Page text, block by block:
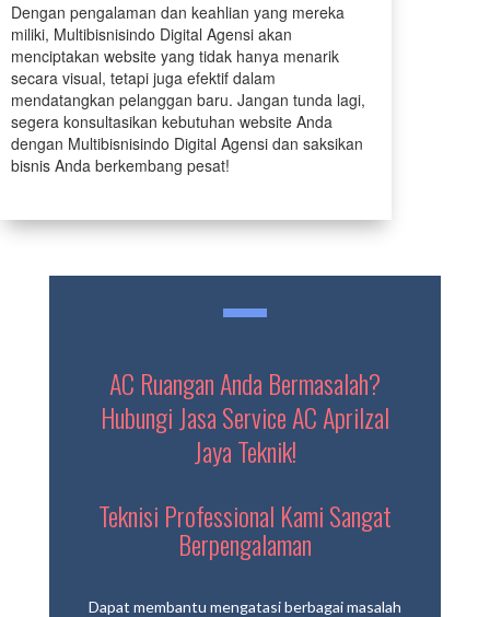
Dengan pengalaman dan keahlian yang mereka
miliki, Multibisnisindo Digital Agensi akan
menciptakan website yang tidak hanya menarik
secara visual, tetapi juga efektif dalam
mendatangkan pelanggan baru. Jangan tunda lagi,
segera konsultasikan kebutuhan website Anda
dengan Multibisnisindo Digital Agensi dan saksikan
bisnis Anda berkembang pesat!
AC Ruangan Anda Bermasalah?
Hubungi Jasa Service AC Aprilzal
Jaya Teknik!
Teknisi Professional Kami Sangat
Berpengalaman
Dapat membantu mengatasi berbagai masalah